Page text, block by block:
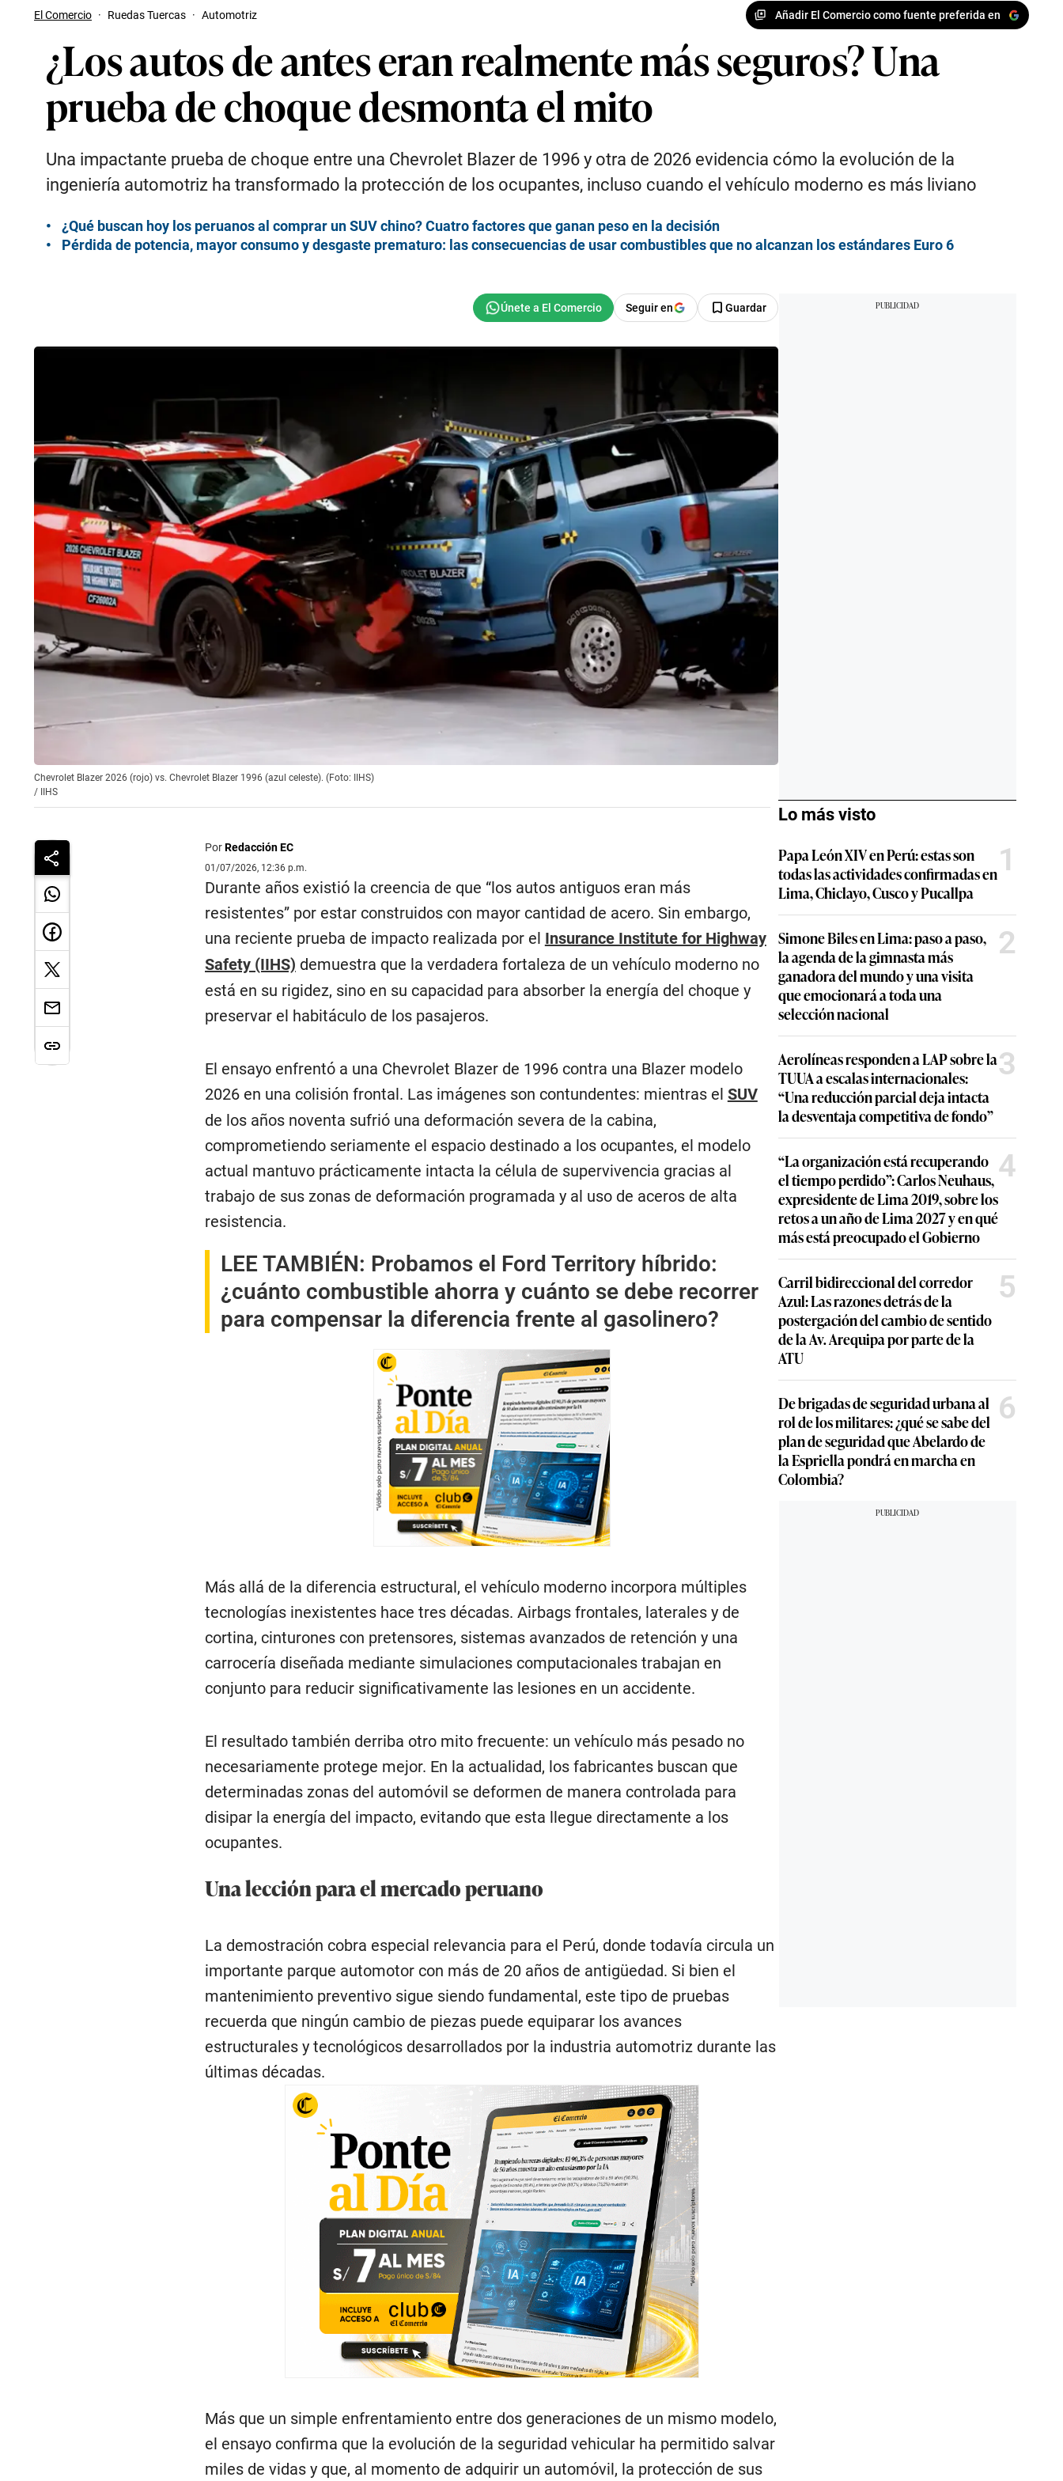
El Comercio · Ruedas Tuercas · Automotriz Añadir El Comercio como fuente preferida en
¿Los autos de antes eran realmente más seguros? Una
prueba de choque desmonta el mito
Una impactante prueba de choque entre una Chevrolet Blazer de 1996 y otra de 2026 evidencia cómo la evolución de la
ingeniería automotriz ha transformado la protección de los ocupantes, incluso cuando el vehículo moderno es más liviano
¿Qué buscan hoy los peruanos al comprar un SUV chino? Cuatro factores que ganan peso en la decisión
Pérdida de potencia, mayor consumo y desgaste prematuro: las consecuencias de usar combustibles que no alcanzan los estándares Euro 6
Seguir en Guardar
Chevrolet Blazer 2026 (rojo) vs. Chevrolet Blazer 1996 (azul celeste). (Foto: IIHS)
/
IIHS
PorRedacción EC
01/07/2026, 12:36 p.m.
Durante años existió la creencia de que “los autos antiguos eran más
resistentes” por estar construidos con mayor cantidad de acero. Sin embargo,
una reciente prueba de impacto realizada por el Insurance Institute for Highway
Safety (IIHS) demuestra que la verdadera fortaleza de un vehículo moderno no
está en su rigidez, sino en su capacidad para absorber la energía del choque y
preservar el habitáculo de los pasajeros.
El ensayo enfrentó a una Chevrolet Blazer de 1996 contra una Blazer modelo
2026 en una colisión frontal. Las imágenes son contundentes: mientras el SUV
de los años noventa sufrió una deformación severa de la cabina,
comprometiendo seriamente el espacio destinado a los ocupantes, el modelo
actual mantuvo prácticamente intacta la célula de supervivencia gracias al
trabajo de sus zonas de deformación programada y al uso de aceros de alta
resistencia.
LEE TAMBIÉN: Probamos el Ford Territory híbrido:
¿cuánto combustible ahorra y cuánto se debe recorrer
para compensar la diferencia frente al gasolinero?
Más allá de la diferencia estructural, el vehículo moderno incorpora múltiples
tecnologías inexistentes hace tres décadas. Airbags frontales, laterales y de
cortina, cinturones con pretensores, sistemas avanzados de retención y una
carrocería diseñada mediante simulaciones computacionales trabajan en
conjunto para reducir significativamente las lesiones en un accidente.
El resultado también derriba otro mito frecuente: un vehículo más pesado no
necesariamente protege mejor. En la actualidad, los fabricantes buscan que
determinadas zonas del automóvil se deformen de manera controlada para
disipar la energía del impacto, evitando que esta llegue directamente a los
ocupantes.
Una lección para el mercado peruano
La demostración cobra especial relevancia para el Perú, donde todavía circula un
importante parque automotor con más de 20 años de antigüedad. Si bien el
mantenimiento preventivo sigue siendo fundamental, este tipo de pruebas
recuerda que ningún cambio de piezas puede equiparar los avances
estructurales y tecnológicos desarrollados por la industria automotriz durante las
últimas décadas.
Más que un simple enfrentamiento entre dos generaciones de un mismo modelo,
el ensayo confirma que la evolución de la seguridad vehicular ha permitido salvar
miles de vidas y que, al momento de adquirir un automóvil, la protección de sus
Lo más visto
Papa León XIV en Perú: estas son
todas las actividades confirmadas en
Lima, Chiclayo, Cusco y Pucallpa
1
Simone Biles en Lima: paso a paso,
la agenda de la gimnasta más
ganadora del mundo y una visita
que emocionará a toda una
selección nacional
2
Aerolíneas responden a LAP sobre la
TUUA a escalas internacionales:
“Una reducción parcial deja intacta
la desventaja competitiva de fondo”
3
“La organización está recuperando
el tiempo perdido”: Carlos Neuhaus,
expresidente de Lima 2019, sobre los
retos a un año de Lima 2027 y en qué
más está preocupado el Gobierno
4
Carril bidireccional del corredor
Azul: Las razones detrás de la
postergación del cambio de sentido
de la Av. Arequipa por parte de la
ATU
5
De brigadas de seguridad urbana al
rol de los militares: ¿qué se sabe del
plan de seguridad que Abelardo de
la Espriella pondrá en marcha en
Colombia?
6